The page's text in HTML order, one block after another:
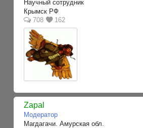
Научный сотрудник
Крымск РФ
708
162
Zapal
Модератор
Магдагачи. Амурская обл.